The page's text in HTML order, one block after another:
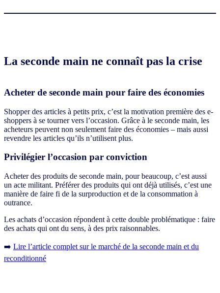
La seconde main ne connaît pas la crise
Acheter de seconde main pour faire des économies
Shopper des articles à petits prix, c’est la motivation première des e-
shoppers à se tourner vers l’occasion. Grâce à le seconde main, les
acheteurs peuvent non seulement faire des économies – mais aussi
revendre les articles qu’ils n’utilisent plus.
Privilégier l’occasion par conviction
Acheter des produits de seconde main, pour beaucoup, c’est aussi
un acte militant. Préférer des produits qui ont déjà utilisés, c’est une
manière de faire fi de la surproduction et de la consommation à
outrance.
Les achats d’occasion répondent à cette double problématique : faire
des achats qui ont du sens, à des prix raisonnables.
➡️ Lire l’article complet sur le marché de la seconde main et du
reconditionné